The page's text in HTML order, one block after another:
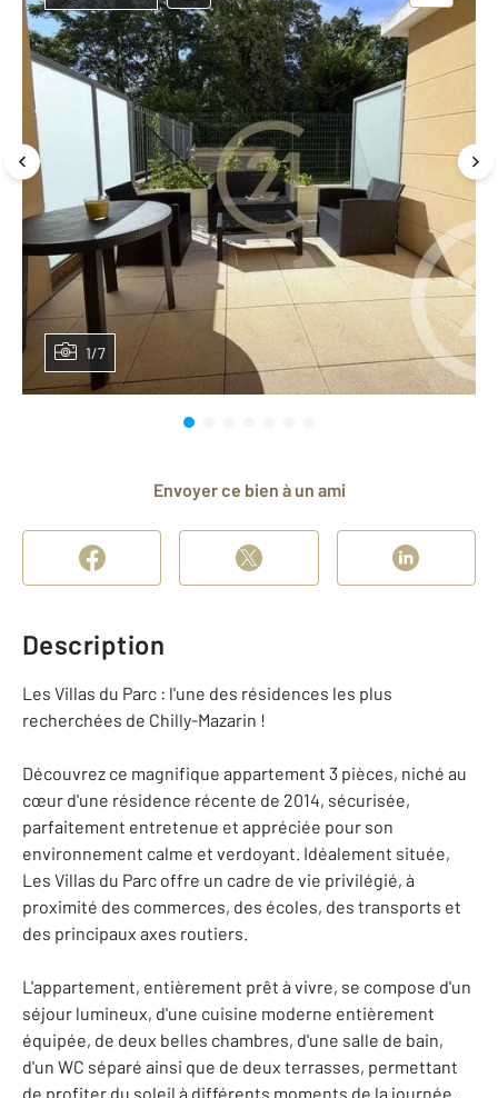
1/7
Envoyer ce bien à un ami
Description
Les Villas du Parc : l'une des résidences les plus
recherchées de Chilly-Mazarin !
Découvrez ce magnifique appartement 3 pièces, niché au
cœur d'une résidence récente de 2014, sécurisée,
parfaitement entretenue et appréciée pour son
environnement calme et verdoyant. Idéalement située,
Les Villas du Parc offre un cadre de vie privilégié, à
proximité des commerces, des écoles, des transports et
des principaux axes routiers.
L'appartement, entièrement prêt à vivre, se compose d'un
séjour lumineux, d'une cuisine moderne entièrement
équipée, de deux belles chambres, d'une salle de bain,
d'un WC séparé ainsi que de deux terrasses, permettant
de profiter du soleil à différents moments de la journée.